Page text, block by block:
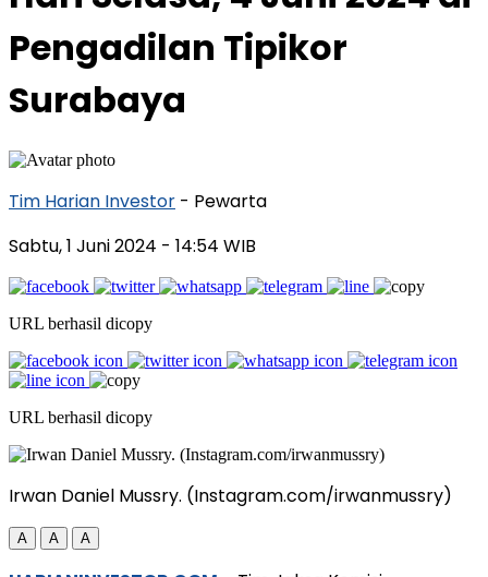
Pengadilan Tipikor
Surabaya
Tim Harian Investor - Pewarta
Sabtu, 1 Juni 2024 - 14:54 WIB
URL berhasil dicopy
URL berhasil dicopy
Irwan Daniel Mussry. (Instagram.com/irwanmussry)
A A A